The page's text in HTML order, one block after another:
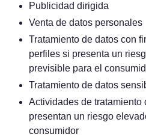
Publicidad dirigida
Venta de datos personales
Tratamiento de datos con
perfiles si presenta un
previsible para el
Tratamiento de datos
Actividades de tratamiento
presentan un riesgo
consumidor